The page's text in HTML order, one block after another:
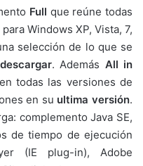
Full que reúne todas
Windows XP, Vista, 7,
selección de lo que se
descargar. Además All in
todas las versiones de
en su ultima versión.
complemento Java SE,
de tiempo de ejecución
(IE plug-in), Adobe